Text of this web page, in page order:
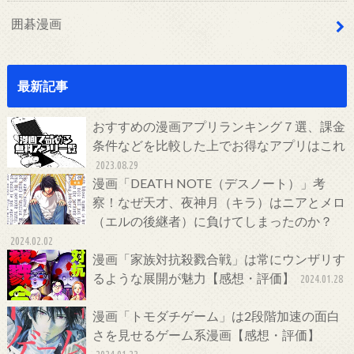
囲碁漫画
最新記事
おすすめの漫画アプリランキング７選、課金
条件などを比較した上でお得なアプリはこれ
2023.08.29
漫画「DEATH NOTE（デスノート）」考
察！なぜ天才、夜神月（キラ）はニアとメロ
（エルの後継者）に負けてしまったのか？
2024.02.02
漫画「家族対抗殺戮合戦」は常にウンザリす
るような展開が魅力【感想・評価】
2024.01.28
漫画「トモダチゲーム」は2段階加速の面白
さを見せるゲーム系漫画【感想・評価】